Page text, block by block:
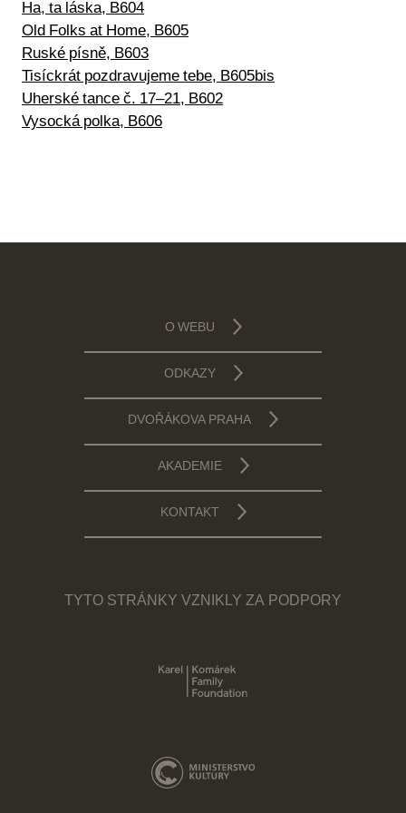
Ha, ta láska, B604
Old Folks at Home, B605
Ruské písně, B603
Tisíckrát pozdravujeme tebe, B605bis
Uherské tance č. 17–21, B602
Vysocká polka, B606
O WEBU
ODKAZY
DVOŘÁKOVA PRAHA
AKADEMIE
KONTAKT
TYTO STRÁNKY VZNIKLY ZA PODPORY